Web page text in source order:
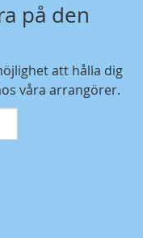
på den
att hålla dig
våra arrangörer.